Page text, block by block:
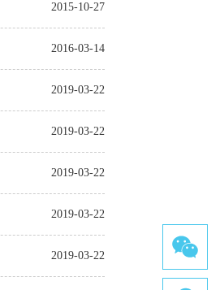
2015-10-27
2016-03-14
2019-03-22
2019-03-22
2019-03-22
2019-03-22
2019-03-22